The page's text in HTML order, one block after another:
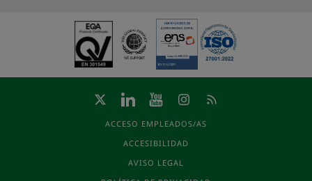
ACCESO EMPLEADOS/AS
ACCESIBILIDAD
AVISO LEGAL